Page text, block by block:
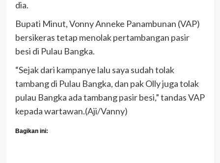
dia.
Bupati Minut, Vonny Anneke Panambunan (VAP)
bersikeras tetap menolak pertambangan pasir
besi di Pulau Bangka.
“Sejak dari kampanye lalu saya sudah tolak
tambang di Pulau Bangka, dan pak Olly juga tolak
pulau Bangka ada tambang pasir besi,” tandas VAP
kepada wartawan.(Aji/Vanny)
Bagikan ini: